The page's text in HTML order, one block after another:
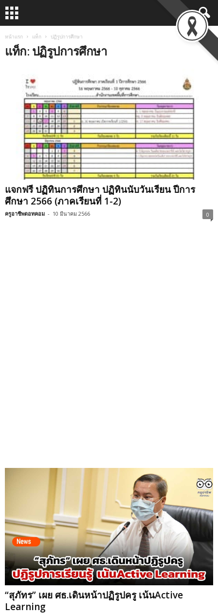
หน้าแรก แท็ก ปฏิรูปการศึกษา
แท็ก: ปฏิรูปการศึกษา
แจกฟรี ปฏิทินการศึกษา ปฏิทินนับวันเรียน ปีการ
ศึกษา 2566 (ภาคเรียนที่ 1-2)
ครูอาชีพดอทคอม - 10 มีนาคม 2566 0
“สุภัทร” เผย ศธ.เดินหน้าปฏิรูปครู เน้นActive
Learning